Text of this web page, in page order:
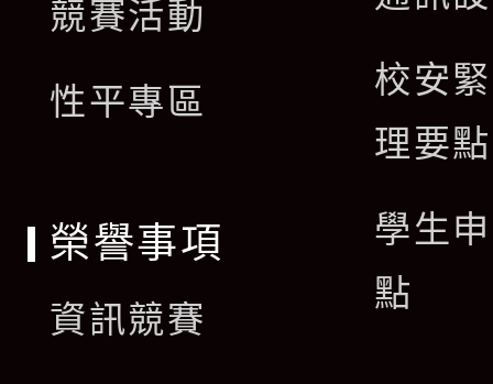
競賽活動
性平專區
校安
理要點
學生
點
榮譽事項
資訊競賽